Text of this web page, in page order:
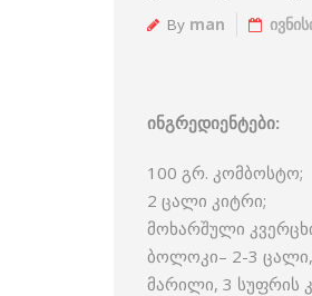
By man
ინგრედიენტები:
100 გრ. კომბოსტო;
2 ცალი კიტრი;
მოხარშული
ბოლოკი– 2-3 ცალი,
მარილი, 3 სუფრის